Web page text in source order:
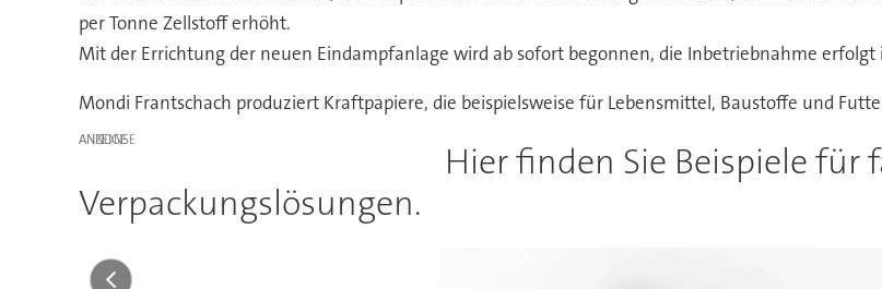
per Tonne Zellstoff erhöht.
Mit der Errichtung der neuen Eindampfanlage wird ab sofort begonnen, die Inbetriebnahme erfolgt
Mondi Frantschach produziert Kraftpapiere, die beispielsweise für Lebensmittel, Baustoffe und
ANZEIGE
Hier finden Sie Beispiele für
Verpackungslösungen.